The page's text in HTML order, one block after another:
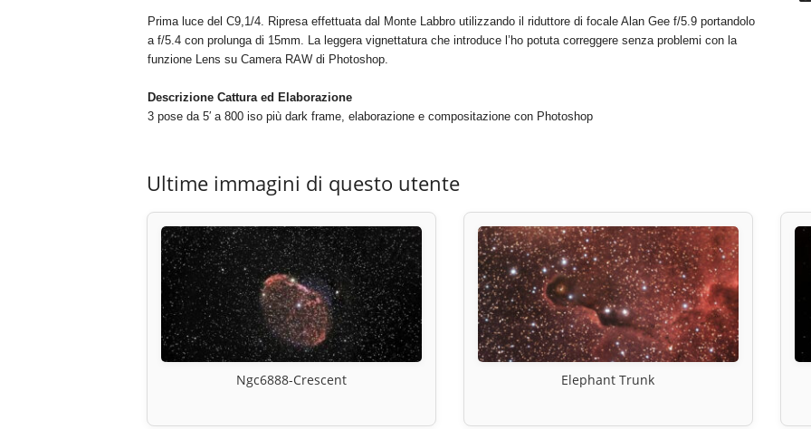
Prima luce del C9,1/4. Ripresa effettuata dal Monte Labbro utilizzando il riduttore di focale Alan Gee f/5.9 portandolo
a f/5.4 con prolunga di 15mm. La leggera vignettatura che introduce l’ho potuta correggere senza problemi con la
funzione Lens su Camera RAW di Photoshop.
Descrizione Cattura ed Elaborazione
3 pose da 5′ a 800 iso più dark frame, elaborazione e compositazione con Photoshop
Ultime immagini di questo utente
Ngc6888-Crescent Elephant Trunk